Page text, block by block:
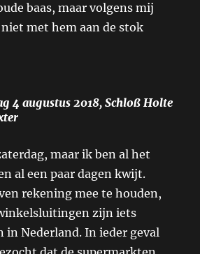
baas, maar volgens mij
met hem aan de stok
4 augustus 2018, Schloß Holte
maar ik ben al het
al een paar dagen kwijt.
rekening mee te houden,
zijn iets
in Nederland. In ieder geval